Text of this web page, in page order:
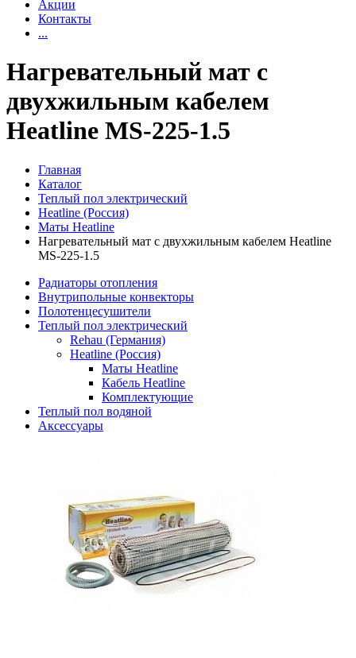
Акции
Контакты
...
Нагревательный мат с
двухжильным кабелем
Heatline MS-225-1.5
Главная
Каталог
Теплый пол электрический
Heatline (Россия)
Маты Heatline
Нагревательный мат с двухжильным кабелем Heatline
MS-225-1.5
Радиаторы отопления
Внутрипольные конвекторы
Полотенцесушители
Теплый пол электрический
Rehau (Германия)
Heatline (Россия)
Маты Heatline
Кабель Heatline
Комплектующие
Теплый пол водяной
Аксессуары